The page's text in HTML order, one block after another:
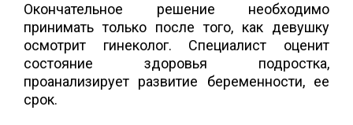
Окончательное решение необходимо
принимать только после того, как девушку
осмотрит гинеколог. Специалист оценит
состояние здоровья подростка,
проанализирует развитие беременности, ее
срок.